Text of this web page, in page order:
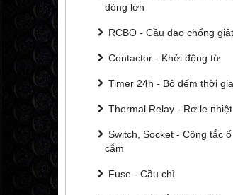
dòng lớn
RCBO - Cầu dao chống giật
Contactor - Khởi động từ
Timer 24h - Bộ đếm thời
Thermal Relay - Rơ le nhiệt
Switch, Socket - Công tắc ổ
cắm
Fuse - Cầu chì